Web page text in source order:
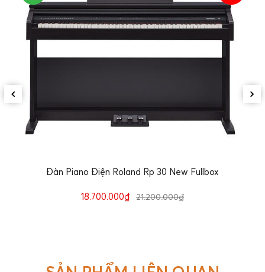
Đàn Piano Điện Roland Rp 30 New Fullbox
18.700.000₫ 21.200.000₫